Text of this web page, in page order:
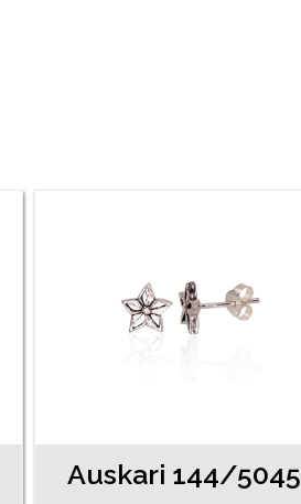
Auskari 144/5045